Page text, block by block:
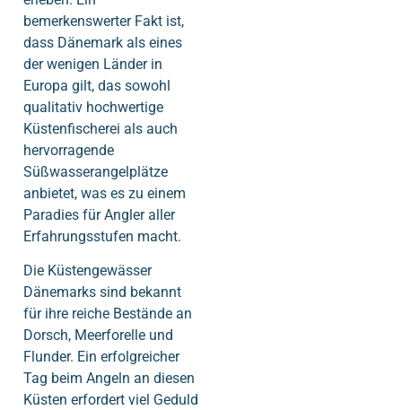
bemerkenswerter Fakt ist,
dass Dänemark als eines
der wenigen Länder in
Europa gilt, das sowohl
qualitativ hochwertige
Küstenfischerei als auch
hervorragende
Süßwasserangelplätze
anbietet, was es zu einem
Paradies für Angler aller
Erfahrungsstufen macht.
Die Küstengewässer
Dänemarks sind bekannt
für ihre reiche Bestände an
Dorsch, Meerforelle und
Flunder. Ein erfolgreicher
Tag beim Angeln an diesen
Küsten erfordert viel Geduld